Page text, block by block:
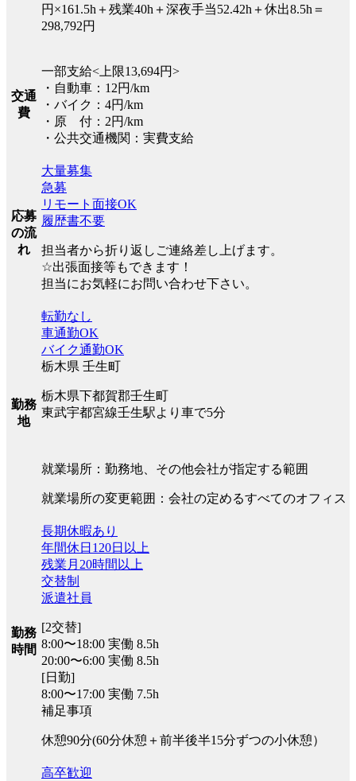
円×161.5h＋残業40h＋深夜手当52.42h＋休出8.5h＝
298,792円
交通
費
一部支給<上限13,694円>
・自動車：12円/km
・バイク：4円/km
・原 付：2円/km
・公共交通機関：実費支給
応募
の流
れ
大量募集
急募
リモート面接OK
履歴書不要
担当者から折り返しご連絡差し上げます。
☆出張面接等もできます！
担当にお気軽にお問い合わせ下さい。
勤務
地
転勤なし
車通勤OK
バイク通勤OK
栃木県 壬生町
栃木県下都賀郡壬生町
東武宇都宮線壬生駅より車で5分
就業場所：勤務地、その他会社が指定する範囲
就業場所の変更範囲：会社の定めるすべてのオフィス
勤務
時間
長期休暇あり
年間休日120日以上
残業月20時間以上
交替制
派遣社員
[2交替]
8:00〜18:00 実働 8.5h
20:00〜6:00 実働 8.5h
[日勤]
8:00〜17:00 実働 7.5h
補足事項
休憩90分(60分休憩＋前半後半15分ずつの小休憩）
高卒歓迎